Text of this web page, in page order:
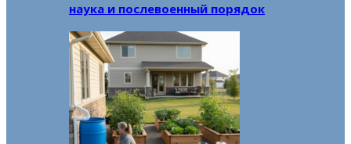
наука и послевоенный порядок